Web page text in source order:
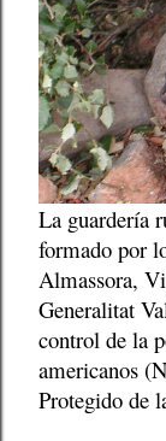
La guardería
formado por
Almassora,
Generalitat
control de la
americanos
Protegido de